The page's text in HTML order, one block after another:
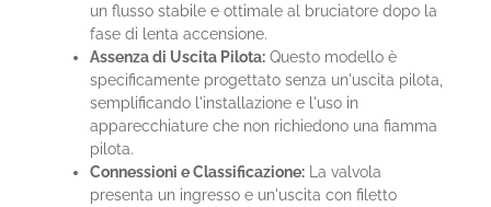
un flusso stabile e ottimale al bruciatore dopo la
fase di lenta accensione.
Assenza di Uscita Pilota: Questo modello è
specificamente progettato senza un'uscita pilota,
semplificando l'installazione e l'uso in
apparecchiature che non richiedono una fiamma
pilota.
Connessioni e Classificazione: La valvola
presenta un ingresso e un'uscita con filetto